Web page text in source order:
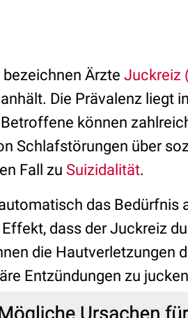
Ärzte Juckreiz
Die Prävalenz liegt
können
Schlafstörungen über
Fall zu Suizidalität.
das Bedürfnis
dass der Juckreiz
die Hautverletzungen
Entzündungen zu